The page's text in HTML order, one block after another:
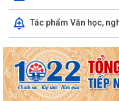
Tác phẩm Văn học,
CHỨC HỘI NGHỊ GIAO BAN
THÔNG BÁO VỀ VIỆC KÊ
TRÊN ĐỊA BÀN PHƯỜNG AN
THÔNG BÁO CÔNG KHAI